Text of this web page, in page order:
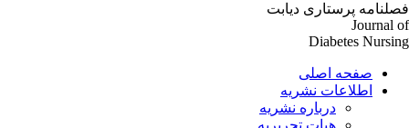
پرستاری دیابت
Journal
Diabetes
صفحه اصلی
اطلاعات نشریه
درباره نشریه
هیات تحریریه